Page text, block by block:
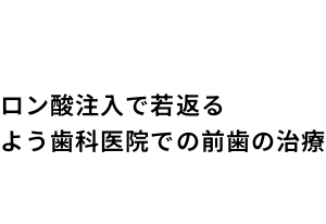
ン酸注入で若返る
う歯科医院での前歯の治療